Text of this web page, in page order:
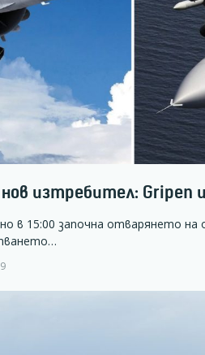
изтребител: Gripen
в 15:00 започна отварянето на